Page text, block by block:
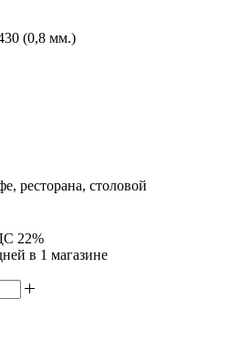
(0,8 мм.)
ресторана, столовой
22%
в 1 магазине